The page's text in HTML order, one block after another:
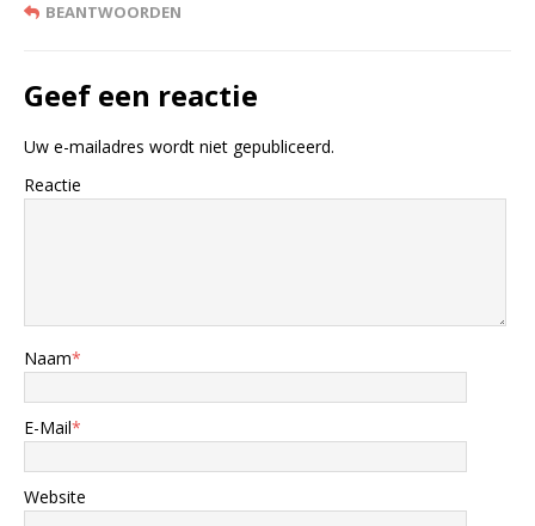
BEANTWOORDEN
Geef een reactie
Uw e-mailadres wordt niet gepubliceerd.
Reactie
Naam*
E-Mail*
Website